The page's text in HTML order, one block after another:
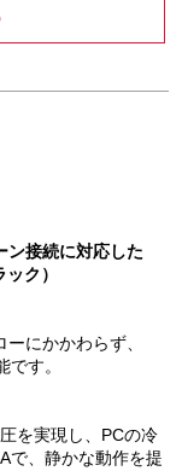
ン接続に対応した
ク）
にかかわらず、
す。
を実現し、PCの冷
で、静かな動作を提